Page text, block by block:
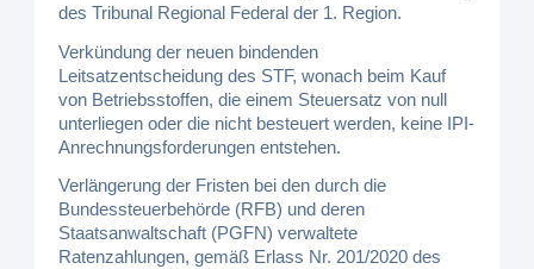
des Tribunal Regional Federal der 1. Region.
Verkündung der neuen bindenden
Leitsatzentscheidung des STF, wonach beim Kauf
von Betriebsstoffen, die einem Steuersatz von null
unterliegen oder die nicht besteuert werden, keine IPI-
Anrechnungsforderungen entstehen.
Verlängerung der Fristen bei den durch die
Bundessteuerbehörde (RFB) und deren
Staatsanwaltschaft (PGFN) verwaltete
Ratenzahlungen, gemäß Erlass Nr. 201/2020 des